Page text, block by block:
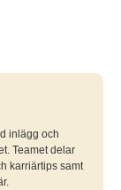
inlägg och
Teamet delar
karriärtips samt